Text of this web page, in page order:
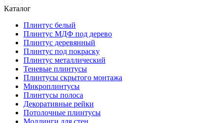
Каталог
Плинтус белый
Плинтус МДФ под дерево
Плинтус деревянный
Плинтус под покраску
Плинтус металлический
Теневые плинтусы
Плинтусы скрытого монтажа
Микроплинтусы
Плинтусы полоса
Декоративные рейки
Потолочные плинтусы
Молдинги для стен